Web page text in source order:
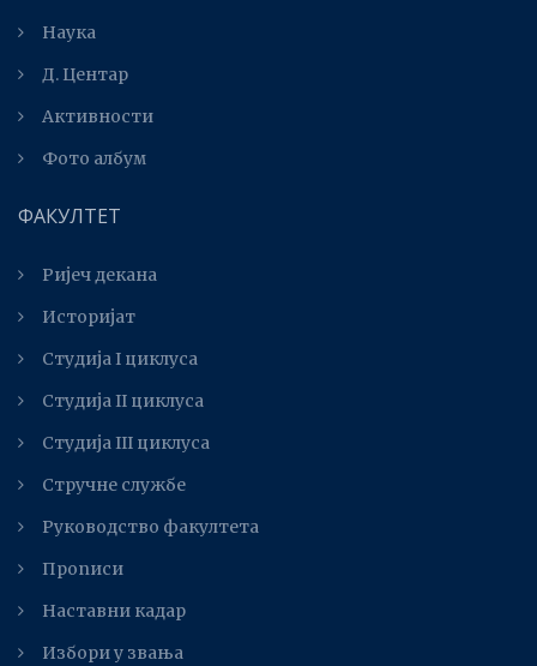
Наука
Д. Центар
Активности
Фото албум
ФАКУЛТЕТ
Ријеч декана
Историјат
Студија I циклуса
Студија II циклуса
Студијa III циклуса
Стручне службе
Руководство факултета
Прописи
Наставни кадар
Избори у звања